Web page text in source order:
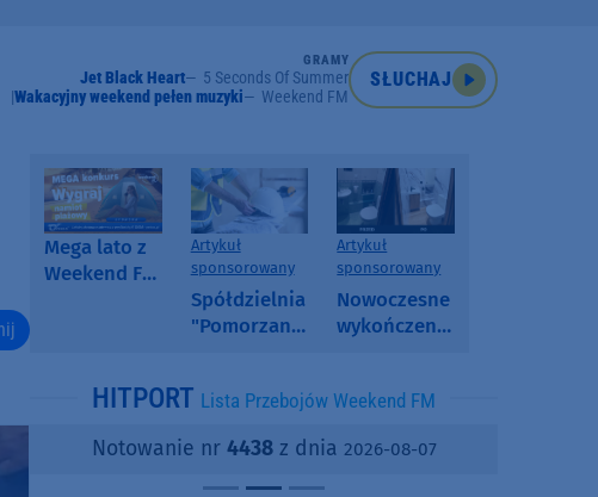
GRAMY
Jet Black Heart
5 Seconds Of Summer
Wakacyjny weekend pełen muzyki
Weekend FM
SŁUCHAJ
Mega lato z
Weekend FM
Artykuł
sponsorowany
Spółdzielnia
"Pomorzanka"
informuje o
i ofertach
najmu
Artykuł
sponsorowany
Nowoczesne
wykończenia
SPC, WPC i
kamienny
HITPORT Lista Przebojów Weekend FM
Notowanie nr 4438z dnia 2026-08-07